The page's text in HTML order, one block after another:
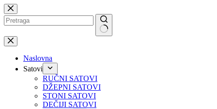
Preskoči
na
No
results
Naslovna
Satovi
RUČNI SATOVI
DŽEPNI SATOVI
STONI SATOVI
DEČIJI SATOVI